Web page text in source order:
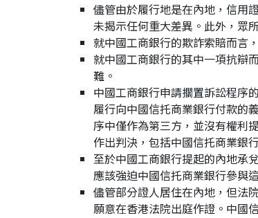
儘管由於履行地是在內地，信用
未揭示任何重大差異。此外，眾
就中國工商銀行的欺詐索賠而言
就中國工商銀行的其中一項抗辯
難。
中國工商銀行申請擱置訴訟程序
履行向中國信托商業銀行付款的
序中僅作為第三方，並沒有權利
作出判決，包括中國信托商業銀
至於中國工商銀行提起的內地承
應該強迫中國信托商業銀行參與
儘管部分證人居住在內地，但法
願意在香港法院出庭作證。中國